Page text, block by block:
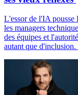
L'essor de l'IA pousse
les managers
des équipes et
autant que